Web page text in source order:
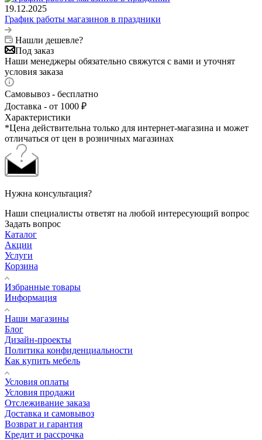
19.12.2025
График работы магазинов в праздники
Нашли дешевле?
Под заказ
Наши менеджеры обязательно свяжутся с вами и уточнят
условия заказа
Самовывоз - бесплатно
Доставка - от 1000 ₽
Характеристики
*Цена действительна только для интернет-магазина и может
отличаться от цен в розничных магазинах
Нужна консультация?
Наши специалисты ответят на любой интересующий вопрос
Задать вопрос
Каталог
Акции
Услуги
Корзина
Избранные товары
Информация
Наши магазины
Блог
Дизайн-проекты
Политика конфиденциальности
Как купить мебель
Условия оплаты
Условия продажи
Отслеживание заказа
Доставка и самовывоз
Возврат и гарантия
Кредит и рассрочка